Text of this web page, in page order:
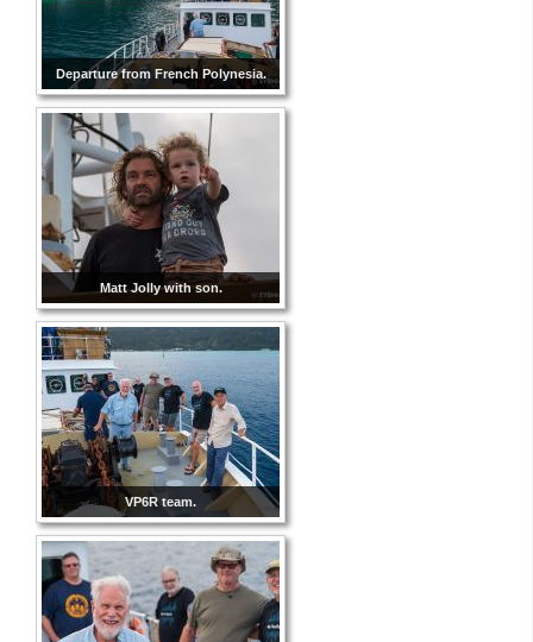
Departure from French Polynesia.
Matt Jolly with son.
VP6R team.